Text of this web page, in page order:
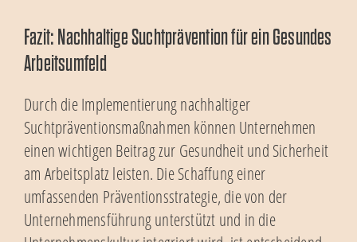
Fazit: Nachhaltige Suchtprävention für ein Gesundes
Arbeitsumfeld
Durch die Implementierung nachhaltiger
Suchtpräventionsmaßnahmen können Unternehmen
einen wichtigen Beitrag zur Gesundheit und Sicherheit
am Arbeitsplatz leisten. Die Schaffung einer
umfassenden Präventionsstrategie, die von der
Unternehmensführung unterstützt und in die